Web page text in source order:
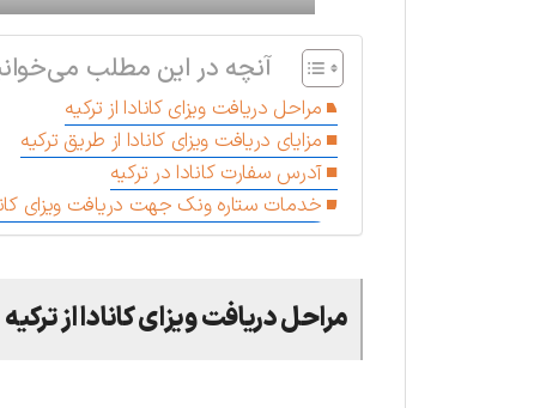
آنچه در این مطلب
مراحل دریافت ویزای کانادا از ترکیه
مزایای دریافت ویزای کانادا از طریق ترکیه
آدرس سفارت کانادا در ترکیه
خدمات ستاره ونک جهت دریافت ویزای
مراحل دریافت ویزای کانادا از ترکیه